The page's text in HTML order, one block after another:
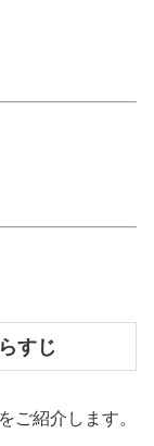
すじ
ご紹介します。